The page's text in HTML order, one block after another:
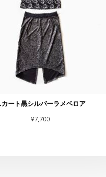
カート黒シルバーラメベロア
¥7,700